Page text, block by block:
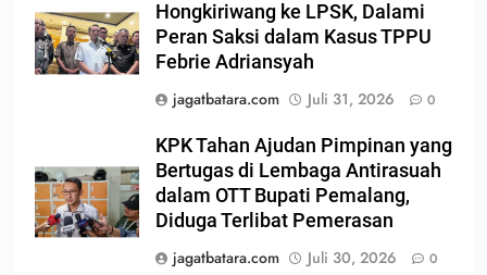
Hongkiriwang ke LPSK, Dalami
Peran Saksi dalam Kasus TPPU
Febrie Adriansyah
jagatbatara.com
Juli 31, 2026 0
KPK Tahan Ajudan Pimpinan yang
Bertugas di Lembaga Antirasuah
dalam OTT Bupati Pemalang,
Diduga Terlibat Pemerasan
jagatbatara.com
Juli 30, 2026 0